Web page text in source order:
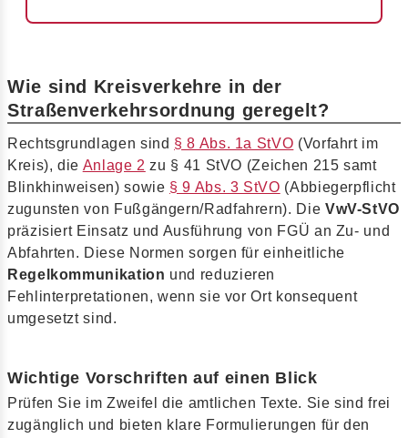
Wie sind Kreisverkehre in der
Straßenverkehrsordnung geregelt?
Rechtsgrundlagen sind § 8 Abs. 1a StVO (Vorfahrt im
Kreis), die Anlage 2 zu § 41 StVO (Zeichen 215 samt
Blinkhinweisen) sowie § 9 Abs. 3 StVO (Abbiegerpflicht
zugunsten von Fußgängern/Radfahrern). Die VwV-StVO
präzisiert Einsatz und Ausführung von FGÜ an Zu- und
Abfahrten. Diese Normen sorgen für einheitliche
Regelkommunikation und reduzieren
Fehlinterpretationen, wenn sie vor Ort konsequent
umgesetzt sind.
Wichtige Vorschriften auf einen Blick
Prüfen Sie im Zweifel die amtlichen Texte. Sie sind frei
zugänglich und bieten klare Formulierungen für den